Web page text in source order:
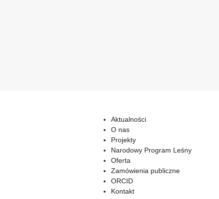
Aktualności
O nas
Projekty
Narodowy Program Leśny
Oferta
Zamówienia publiczne
ORCID
Kontakt